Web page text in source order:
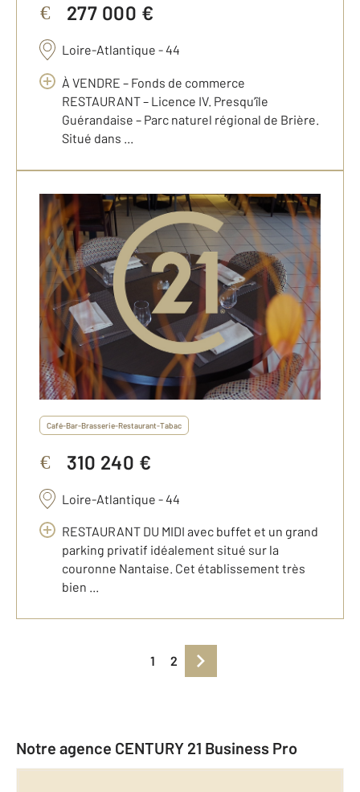
€ 277 000 €
Loire-Atlantique - 44
À VENDRE – Fonds de commerce
RESTAURANT – Licence IV. Presqu’île
Guérandaise – Parc naturel régional de Brière.
Situé dans ...
Café-Bar-Brasserie-Restaurant-Tabac
€ 310 240 €
Loire-Atlantique - 44
RESTAURANT DU MIDI avec buffet et un grand
parking privatif idéalement situé sur la
couronne Nantaise. Cet établissement très
bien ...
1 2
Notre agence CENTURY 21 Business Pro